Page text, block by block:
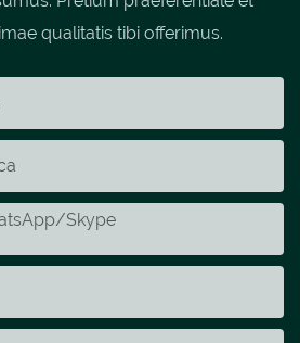
qualitatis tibi offerimus.
skype